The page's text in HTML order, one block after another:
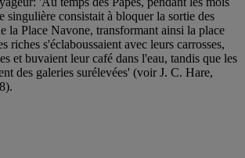
singulière consistait à bloquer la sortie des
la Place Navone, transformant ainsi la place
riches s'éclaboussaient avec leurs carrosses,
et buvaient leur café dans l'eau, tandis que les
des galeries surélevées' (voir J. C. Hare,